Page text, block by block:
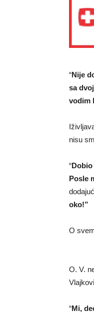
“Nije
sa
vodim
nisu
“Dobio
Posle
oko!”
O
O. V.
“Mi,